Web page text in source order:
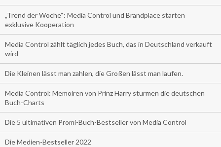
„Trend der Woche“: Media Control und Brandplace starten
exklusive Kooperation
Media Control zählt täglich jedes Buch, das in Deutschland verkauft
wird
Die Kleinen lässt man zahlen, die Großen lässt man laufen.
Media Control: Memoiren von Prinz Harry stürmen die deutschen
Buch-Charts
Die 5 ultimativen Promi-Buch-Bestseller von Media Control
Die Medien-Bestseller 2022